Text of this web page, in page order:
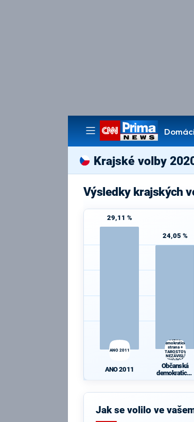
Domácí
Pořady
Krajské volby
Výsledky krajských
29,11 %
ANO 2011
ANO 2011
24,05 %
Občanská
demokratická
strana +
STAROSTOVÉ
A NEZÁVISLÍ a
VÝCHODOČEŠI
Občanská
demokratická
A NEZÁVISLÍ
VÝCHODOČE
Jak se volilo ve